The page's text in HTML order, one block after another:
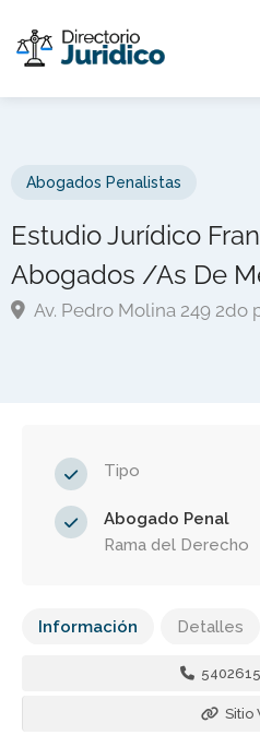
Abogados Penalistas
Estudio Jurídico
Abogados /As De
Av. Pedro Molina 249 2do
Tipo
Abogado Penal
Rama del Derecho
Información Detalles
Sitio